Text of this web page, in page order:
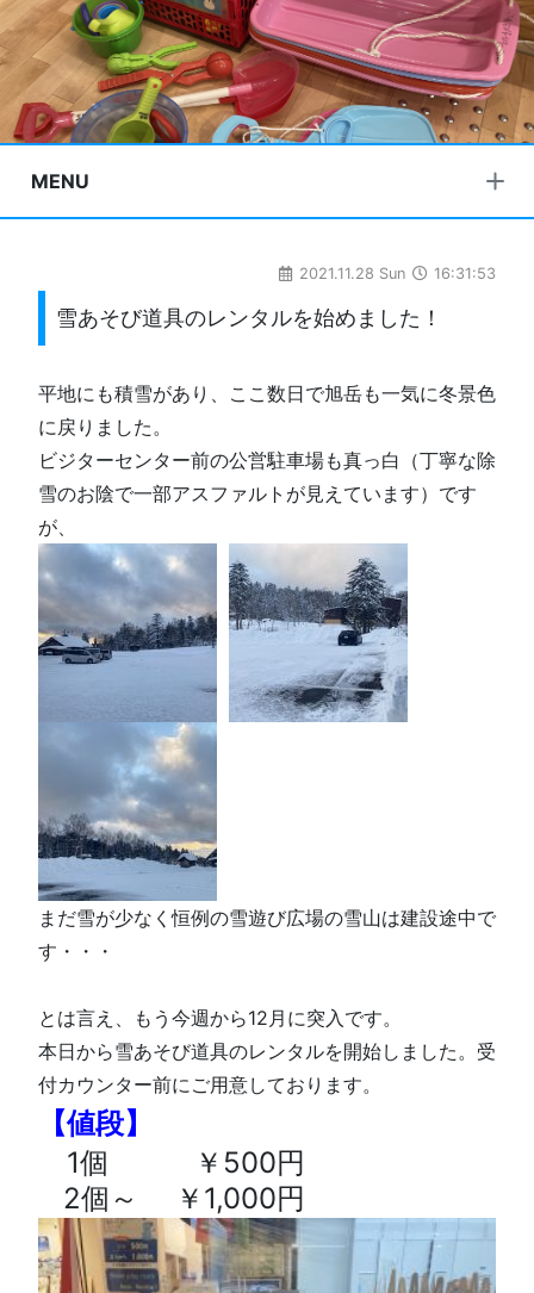
MENU
2021.11.28 Sun 16:31:53
雪あそび道具のレンタルを始めました！
平地にも積雪があり、ここ数日で旭岳も一気に冬景色
に戻りました。
ビジターセンター前の公営駐車場も真っ白（丁寧な除
雪のお陰で一部アスファルトが見えています）です
が、
まだ雪が少なく恒例の雪遊び広場の雪山は建設途中で
す・・・
とは言え、もう今週から12月に突入です。
本日から雪あそび道具のレンタルを開始しました。受
付カウンター前にご用意しております。
【値段】
1個 ￥500円
2個～ ￥1,000円